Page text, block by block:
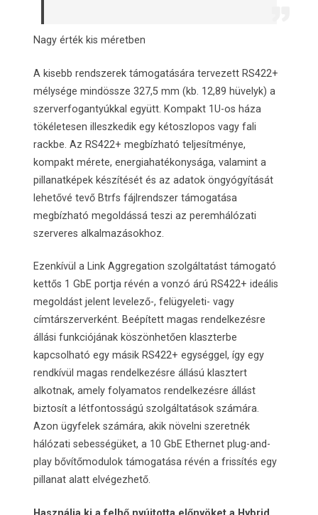
Nagy érték kis méretben
A kisebb rendszerek támogatására tervezett RS422+
mélysége mindössze 327,5 mm (kb. 12,89 hüvelyk) a
szerverfogantyúkkal együtt. Kompakt 1U-os háza
tökéletesen illeszkedik egy kétoszlopos vagy fali
rackbe. Az RS422+ megbízható teljesítménye,
kompakt mérete, energiahatékonysága, valamint a
pillanatképek készítését és az adatok öngyógyítását
lehetővé tevő Btrfs fájlrendszer támogatása
megbízható megoldássá teszi az peremhálózati
szerveres alkalmazásokhoz.
Ezenkívül a Link Aggregation szolgáltatást támogató
kettős 1 GbE portja révén a vonzó árú RS422+ ideális
megoldást jelent levelező-, felügyeleti- vagy
címtárszerverként. Beépített magas rendelkezésre
állási funkciójának köszönhetően klaszterbe
kapcsolható egy másik RS422+ egységgel, így egy
rendkívül magas rendelkezésre állású klasztert
alkotnak, amely folyamatos rendelkezésre állást
biztosít a létfontosságú szolgáltatások számára.
Azon ügyfelek számára, akik növelni szeretnék
hálózati sebességüket, a 10 GbE Ethernet plug-and-
play bővítőmodulok támogatása révén a frissítés egy
pillanat alatt elvégezhető.